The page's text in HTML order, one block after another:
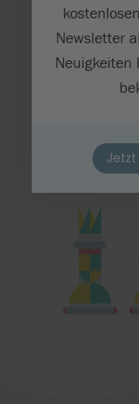
 Zum
Newsletter
Neuigkeiten